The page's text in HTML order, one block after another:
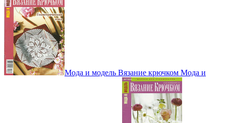
Мода и модель Вязание крючком Мода и